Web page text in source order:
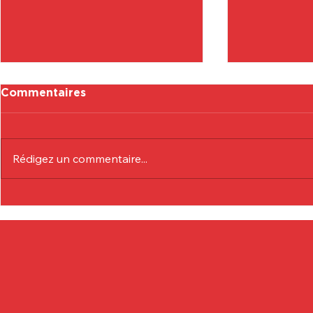
Commentaires
Rédigez un commentaire...